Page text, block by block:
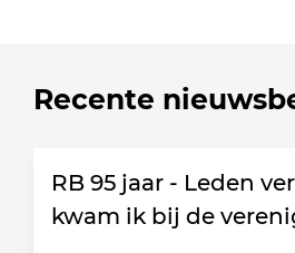
Recente
RB 95 jaar - Leden
kwam ik bij de